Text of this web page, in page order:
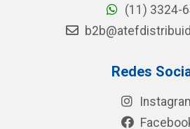
(11) 3324-
Redes